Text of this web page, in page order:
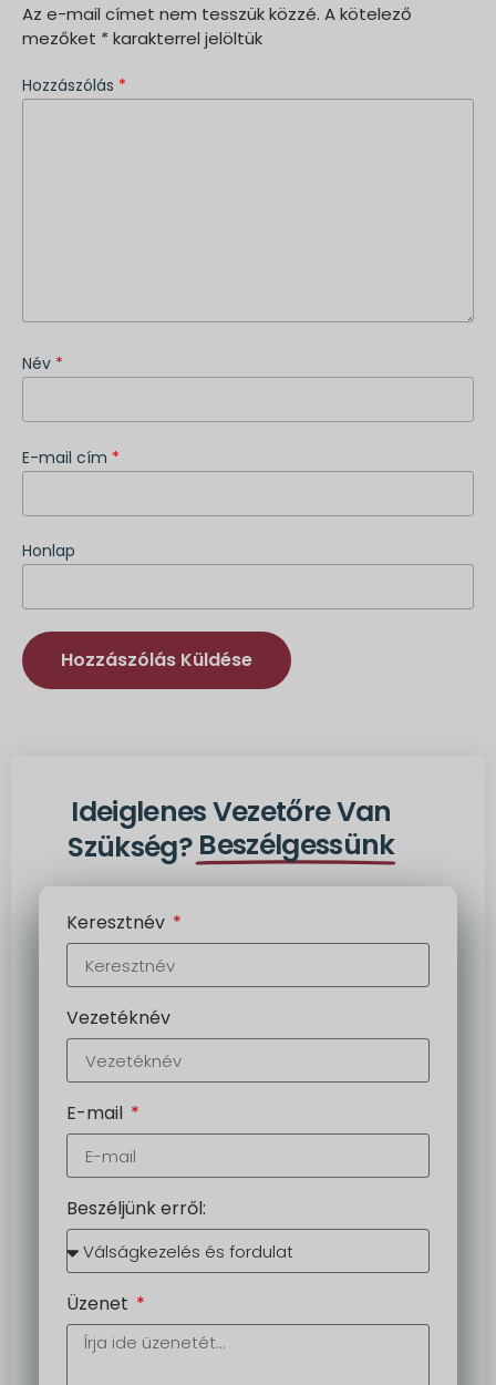
Az e-mail címet nem tesszük közzé. A kötelező
mezőket * karakterrel jelöltük
Hozzászólás *
Név *
E-mail cím *
Honlap
Ideiglenes Vezetőre Van
Szükség? Beszélgessünk
Keresztnév
Vezetéknév
E-mail
Beszéljünk erről:
Üzenet